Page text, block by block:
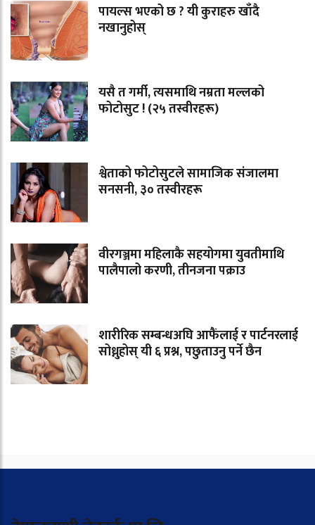
पायल्स भएको छ ? यी कुराहरु खाँदै
नखानुहोस्
यसै त गर्मी, त्यसमाथि नम्रता मल्लको
फोटोसुट ! (२५ तस्वीरहरू)
श्वेताको फोटोसुटले सामाजिक संजालमा
सनसनी, ३० तस्वीरहरू
वीरगञ्जमा महिलाकै सहयोगमा युवतीमाथि
पालैपालो करणी, तीनजना पक्राउ
शारीरिक सम्बन्धअघि आफैंलाई र पार्टनरलाई
सोध्नुहोस् यी ६ प्रश्न, पछुताउनु पर्ने छैन